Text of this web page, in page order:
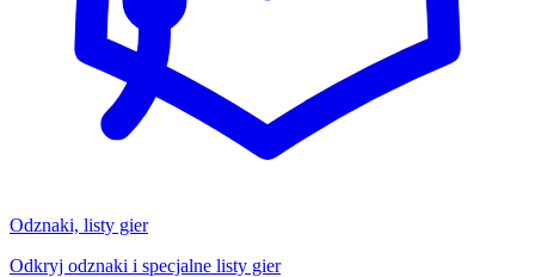
Odznaki, listy gier
Odkryj odznaki i specjalne listy gier